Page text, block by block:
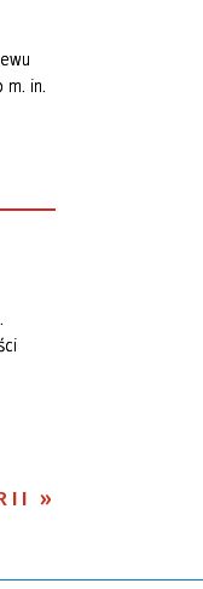
m. in.